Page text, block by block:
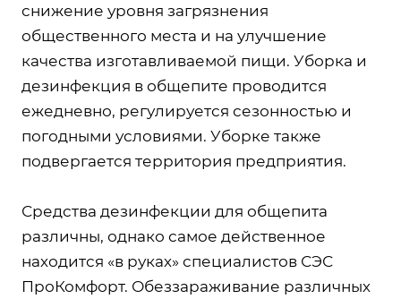
снижение уровня загрязнения
общественного места и на улучшение
качества изготавливаемой пищи. Уборка и
дезинфекция в общепите проводится
ежедневно, регулируется сезонностью и
погодными условиями. Уборке также
подвергается территория предприятия.
Средства дезинфекции для общепита
различны, однако самое действенное
находится «в руках» специалистов СЭС
ПроКомфорт. Обеззараживание различных